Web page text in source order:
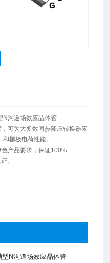
N沟道场效应晶体管
，可为大多数同步降压转换器应
栅极电荷性能。
产品要求，保证100%
。
N沟道场效应晶体管